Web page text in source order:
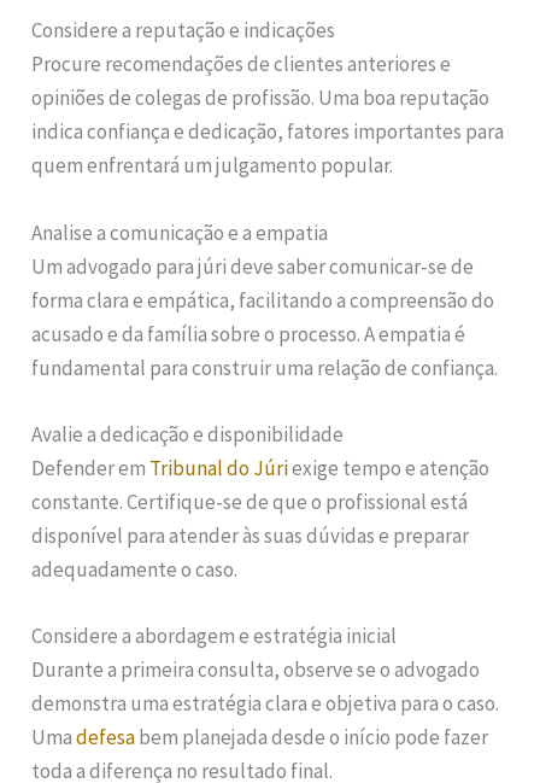
Considere a reputação e indicações
Procure recomendações de clientes anteriores e
opiniões de colegas de profissão. Uma boa reputação
indica confiança e dedicação, fatores importantes para
quem enfrentará um julgamento popular.
Analise a comunicação e a empatia
Um advogado para júri deve saber comunicar-se de
forma clara e empática, facilitando a compreensão do
acusado e da família sobre o processo. A empatia é
fundamental para construir uma relação de confiança.
Avalie a dedicação e disponibilidade
Defender em Tribunal do Júriexige tempo e atenção
constante. Certifique-se de que o profissional está
disponível para atender às suas dúvidas e preparar
adequadamente o caso.
Considere a abordagem e estratégia inicial
Durante a primeira consulta, observe se o advogado
demonstra uma estratégia clara e objetiva para o caso.
Umadefesabem planejada desde o início pode fazer
toda a diferença no resultado final.